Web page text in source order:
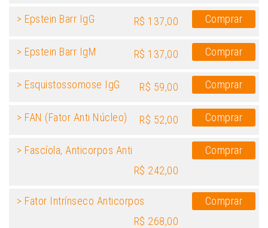
> Epstein Barr IgG R$ 137,00 Comprar
> Epstein Barr IgM R$ 137,00 Comprar
> Esquistossomose IgG R$ 59,00 Comprar
> FAN (Fator Anti Núcleo) R$ 52,00 Comprar
> Fascíola, Anticorpos Anti
R$ 242,00
Comprar
> Fator Intrínseco Anticorpos
R$ 268,00
Comprar